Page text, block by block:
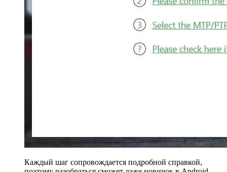
Каждый шаг сопровождается подробной справкой,